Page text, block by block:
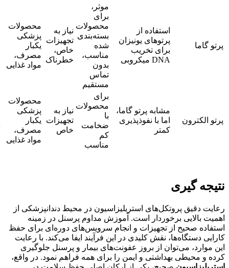
پرتو گاما
استفاده از
پرتوهای یونیزان
برای تخریب
DNA میکروبی
موثر،
برای
محصولات
بسته‌بندی
شده
مناسب،
بدون
تماس
مستقیم
نیاز به
تجهیزات
خاص،
خطرناک
محصولات
پزشکی
یکبار
مصرف،
مواد غذایی
پرتو الکترون
مشابه پرتو گاما،
اما با نفوذپذیری
کمتر
برای
محصولات
با
ضخامت
کم
مناسب
نیاز به
تجهیزات
خاص
محصولات
پزشکی
یکبار
مصرف،
مواد غذایی
نتیجه گیری
رعایت دقیق پروتکل‌های استریلیزاسیون در محیط دندانپزشکی از
اهمیت بالایی برخوردار است. آموزش مداوم پرسنل در زمینه
استفاده صحیح از تجهیزات و انجام سرویس‌های دوره‌ای برای حفظ
کارایی دستگاه‌ها، نقش کلیدی در این فرآیند ایفا می‌کند. با رعایت
این موارد، می‌توان از بروز عفونت‌های بیمار و پرسنل جلوگیری
کرده و محیطی بهداشتی و ایمن را برای همه فراهم نمود. در واقع،